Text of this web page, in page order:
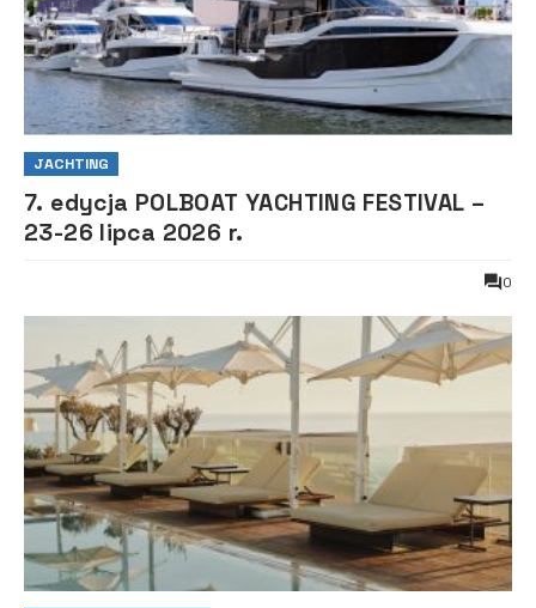
JACHTING
7. edycja POLBOAT YACHTING FESTIVAL –
23-26 lipca 2026 r.
0